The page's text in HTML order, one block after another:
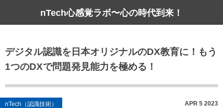
nTech心感覚ラボ〜心の時代到来！
デジタル認識を日本オリジナルのDX教育に！もう
1つのDXで問題発見能力を極める！
nTech（認識技術） APR 5 2023